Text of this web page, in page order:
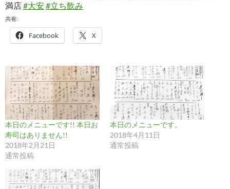
満店#大安#立ち飲み
共有:
Facebook X
本日のメニューです!! 本日お
寿司はありません!!
2018年2月21日
通常投稿
本日のメニューです。
2018年4月11日
通常投稿